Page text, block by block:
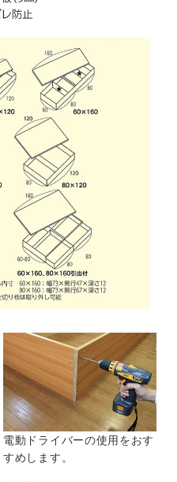
電動ドライバーの使用をおす
すめします。